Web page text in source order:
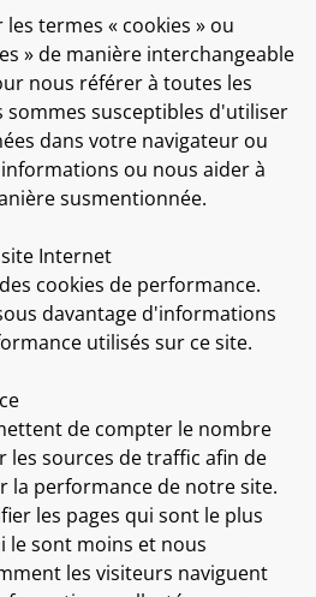
termes « cookies » ou
» de manière interchangeable
nous référer à toutes les
sommes susceptibles d'utiliser
dans votre navigateur ou
ou nous aider à
susmentionnée.
Internet
cookies de performance.
davantage d'informations
utilisés sur ce site.
de compter le nombre
les sources de traffic afin de
la performance de notre site.
les pages qui sont le plus
le sont moins et nous
les visiteurs naviguent